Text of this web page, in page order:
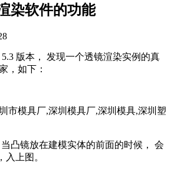
染软件的功能
版本， 发现一个透镜渲染实例的真
，如下：
凸镜放在建模实体的前面的时候， 会
入上图。